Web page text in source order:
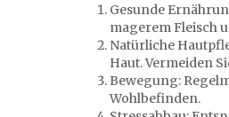
Gesunde
magerem Fleisch
Natürliche
Haut. Vermeiden
Bewegung:
Wohlbefinden.